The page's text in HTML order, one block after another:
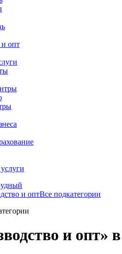
и опт
и оптВсе подкатегории
и опт»